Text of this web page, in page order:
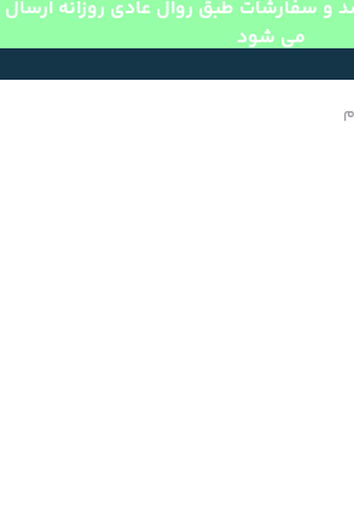
و سفارشات طبق روال عادی روزانه ارسال
می شود